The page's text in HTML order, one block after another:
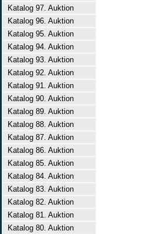
Katalog 97. Auktion
Katalog 96. Auktion
Katalog 95. Auktion
Katalog 94. Auktion
Katalog 93. Auktion
Katalog 92. Auktion
Katalog 91. Auktion
Katalog 90. Auktion
Katalog 89. Auktion
Katalog 88. Auktion
Katalog 87. Auktion
Katalog 86. Auktion
Katalog 85. Auktion
Katalog 84. Auktion
Katalog 83. Auktion
Katalog 82. Auktion
Katalog 81. Auktion
Katalog 80. Auktion